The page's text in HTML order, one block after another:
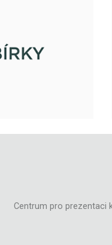
Centrum pro prezentaci